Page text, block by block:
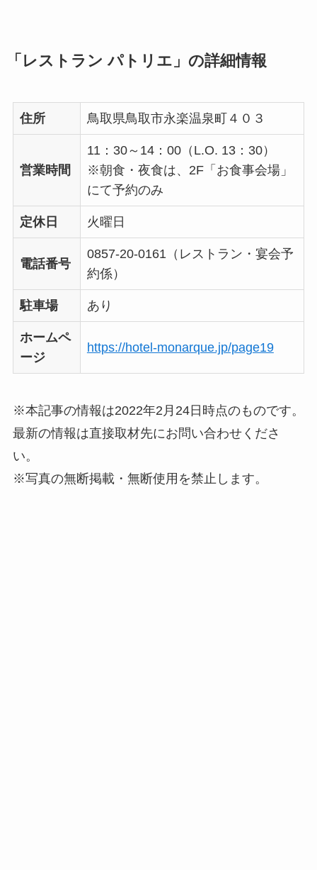
「レストラン パトリエ」の詳細情報
住所 鳥取県鳥取市永楽温泉町４０３
営業時間
11：30～14：00（L.O. 13：30）
※朝食・夜食は、2F「お食事会場」
にて予約のみ
定休日 火曜日
電話番号
0857-20-0161（レストラン・宴会予
約係）
駐車場 あり
ホームペ
ージ
https://hotel-monarque.jp/page19
※本記事の情報は2022年2月24日時点のものです。
最新の情報は直接取材先にお問い合わせくださ
い。
※写真の無断掲載・無断使用を禁止します。